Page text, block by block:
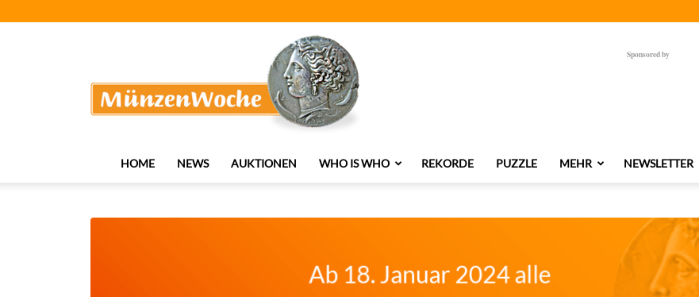
Sponsored by
HOME NEWS AUKTIONEN WHO IS WHO REKORDE PUZZLE MEHR NEWSLETTER